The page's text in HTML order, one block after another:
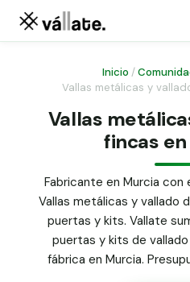
Malla ganadera
Malla simple torsión
Malla triple torsión
Panel malla H.
Puerta abatible dos
Puerta acceso peatonal
Poste malla Hércules
Poste malla simple
Alambre de espino
Inicio /
Vallas metálicas y
Vallas
fincas
Fabricante en Murcia con
Vallas metálicas y vallado
puertas y kits. Vallate
puertas y kits de
fábrica en Murcia.